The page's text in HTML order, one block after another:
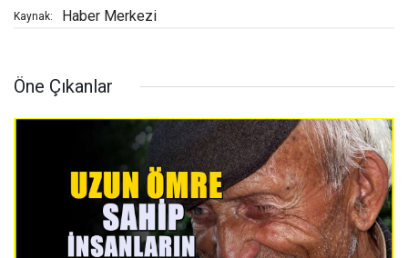
Kaynak: Haber Merkezi
Öne Çıkanlar